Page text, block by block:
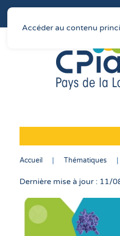
Accéder au contenu
Accueil Thématiques
Dernière mise à jour : 11/